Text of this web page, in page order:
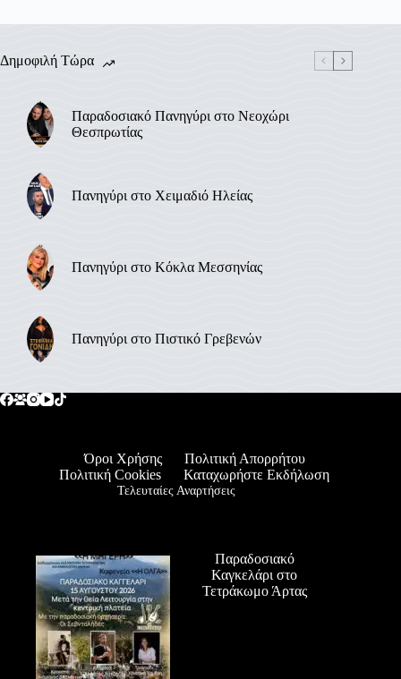
Δημοφιλή Τώρα
Παραδοσιακό Πανηγύρι στο Νεοχώρι
Θεσπρωτίας
Πανηγύρι στο Χειμαδιό Ηλείας
Πανηγύρι στο Κόκλα Μεσσηνίας
Πανηγύρι στο Πιστικό Γρεβενών
Όροι Χρήσης
Πολιτική Απορρήτου
Πολιτική Cookies
Καταχωρήστε Εκδήλωση
Τελευταίες Αναρτήσεις
Παραδοσιακό
Καγκελάρι στο
Τετράκωμο Άρτας